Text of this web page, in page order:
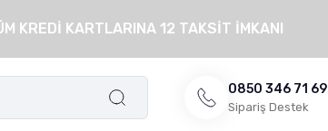
KREDİ KARTLARINA 12 TAKSİT İMKANI
0850 346 71 69
Sipariş Destek